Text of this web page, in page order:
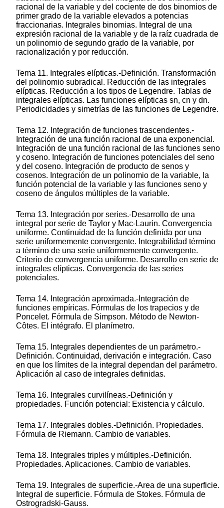
racional de la variable y del cociente de dos binomios de
primer grado de la variable elevados a potencias
fraccionarias. Integrales binomias. Integral de una
expresión racional de la variable y de la raíz cuadrada de
un polinomio de segundo grado de la variable, por
racionalización y por reducción.
Tema 11. Integrales elípticas.-Definición. Transformación
del polinomio subradical. Reducción de las integrales
elípticas. Reducción a los tipos de Legendre. Tablas de
integrales elípticas. Las funciones elípticas sn, cn y dn.
Periodicidades y simetrías de las funciones de Legendre.
Tema 12. Integración de funciones trascendentes.-
Integración de una función racional de una exponencial.
Integración de una función racional de las funciones seno
y coseno. Integración de funciones potenciales del seno
y del coseno. Integración de producto de senos y
cosenos. Integración de un polinomio de la variable, la
función potencial de la variable y las funciones seno y
coseno de ángulos múltiples de la variable.
Tema 13. Integración por series.-Desarrollo de una
integral por serie de Taylor y Mac-Laurin. Convergencia
uniforme. Continuidad de la función definida por una
serie uniformemente convergente. Integrabilidad término
a término de una serie uniformemente convergente.
Criterio de convergencia uniforme. Desarrollo en serie de
integrales elípticas. Convergencia de las series
potenciales.
Tema 14. Integración aproximada.-Integración de
funciones empíricas. Fórmulas de los trapecios y de
Poncelet. Fórmula de Simpson. Método de Newton-
Côtes. El intégrafo. El planímetro.
Tema 15. Integrales dependientes de un parámetro.-
Definición. Continuidad, derivación e integración. Caso
en que los límites de la integral dependan del parámetro.
Aplicación al caso de integrales definidas.
Tema 16. Integrales curvilíneas.-Definición y
propiedades. Función potencial: Existencia y cálculo.
Tema 17. Integrales dobles.-Definición. Propiedades.
Fórmula de Riemann. Cambio de variables.
Tema 18. Integrales triples y múltiples.-Definición.
Propiedades. Aplicaciones. Cambio de variables.
Tema 19. Integrales de superficie.-Area de una superficie.
Integral de superficie. Fórmula de Stokes. Fórmula de
Ostrogradski-Gauss.